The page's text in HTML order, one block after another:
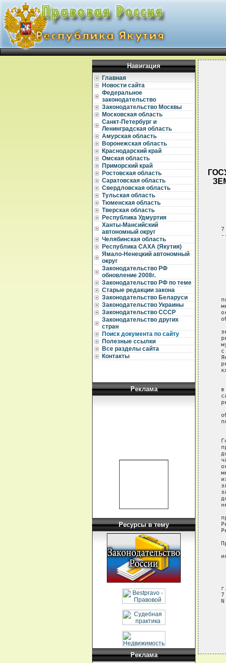
Навигация
Главная
Новости сайта
Федеральное
законодательство
Законодательство Москвы
Московская область
Санкт-Петербург и
Ленинградская область
Амурская область
Воронежская область
Краснодарский край
Омская область
Приморский край
Ростовская область
Саратовская область
Свердловская область
Тульская область
Тюменская область
Тверская область
Республика Удмуртия
Ханты-Мансийский
автономный округ
Челябинская область
Республика САХА (Якутия)
Ямало-Ненецкий автономный
округ
Законодательство РФ
обновление 2008г.
Законодательство РФ по теме
Старые редакции закона
Законодательство Беларуси
Законодательство Украины
Законодательство СССР
Законодательство других
стран
Поиск документа по сайту
Полезные ссылки
Все разделы сайта
Контакты
Реклама
Ресурсы в тему
Реклама
7
с
в
7
N